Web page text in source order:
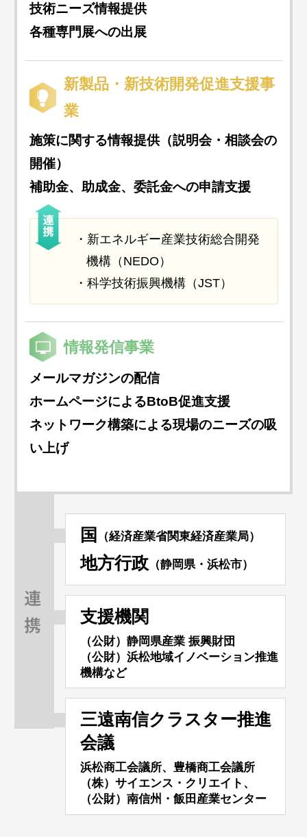
技術ニーズ情報提供
各種専門展への出展
新製品・新技術開発促進支援事
業
施策に関する情報提供（説明会・相談会の
開催）
補助金、助成金、委託金への申請支援
新エネルギー産業技術総合開発
機構（NEDO）
科学技術振興機構（JST）
情報発信事業
メールマガジンの配信
ホームページによるBtoB促進支援
ネットワーク構築による現場のニーズの吸
い上げ
国 （経済産業省関東経済産業局）
地方行政 （静岡県・浜松市）
支援機関
（公財）静岡県産業 振興財団
（公財）浜松地域イノベーション推進
機構など
三遠南信クラスター推進
会議
浜松商工会議所、豊橋商工会議所
（株）サイエンス・クリエイト、
（公財）南信州・飯田産業センター